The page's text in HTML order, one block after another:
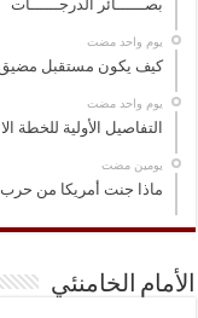
بصــــــائر الدرجــــــات
‏يوم واحد مضت
كيف يكون مستقبل مضيق
‏يوم واحد مضت
التفاصيل الأولية للخطة
‏يومين مضت
ماذا جنت أمريكا من
الأمام الخامنئي